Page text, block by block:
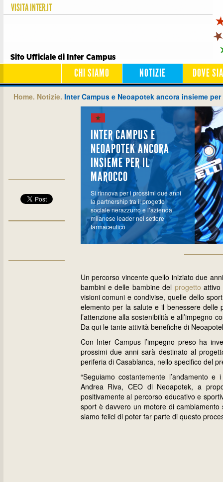
VISITAINTER.IT
Sito Ufficiale di Inter Campus
CHI SIAMO NOTIZIE DOVE
Home. Notizie. Inter Campus e Neoapotek ancora insieme
INTER CAMPUS E
NEOAPOTEK ANCORA
INSIEME PER IL
MAROCCO
Si rinnova per i prossimi due anni
la partnership tra il progetto
sociale nerazzurro e l’azienda
milanese leader nel settore
farmaceutico
Un percorso vincente quello iniziato due
bambini e delle bambine del progetto
visioni comuni e condivise, quelle dello
elemento per la salute e il benessere delle
l’attenzione alla sostenibilità e all’impegno
Da qui le tante attività benefiche di
Con Inter Campus l’impegno preso ha
prossimi due anni sarà destinato al
periferia di Casablanca, nello specifico del
“Seguiamo costantemente l’andamento
Andrea Riva, CEO di Neoapotek, a
positivamente al percorso educativo e
sport è davvero un motore di
siamo felici di poter far parte di questo